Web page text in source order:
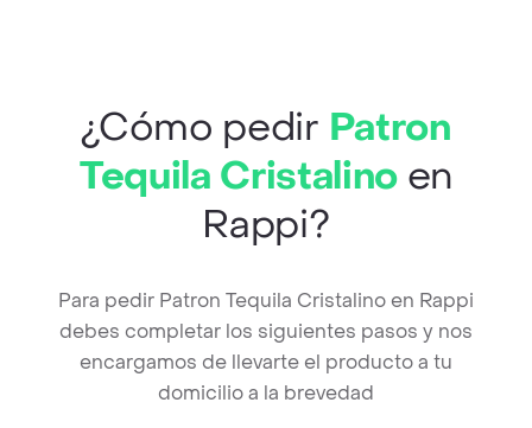
¿Cómo pedir Patron
Tequila Cristalino en
Rappi?
Para pedir Patron Tequila Cristalino en Rappi
debes completar los siguientes pasos y nos
encargamos de llevarte el producto a tu
domicilio a la brevedad